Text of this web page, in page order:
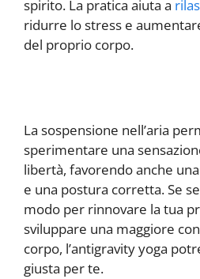
spirito. La pratica aiuta a
ridurre lo stress e
del proprio corpo.
La sospensione nell’aria
sperimentare una
libertà, favorendo anche
e una postura corretta. Se
modo per rinnovare la tua
sviluppare una maggiore
corpo, l’antigravity yoga
giusta per te.